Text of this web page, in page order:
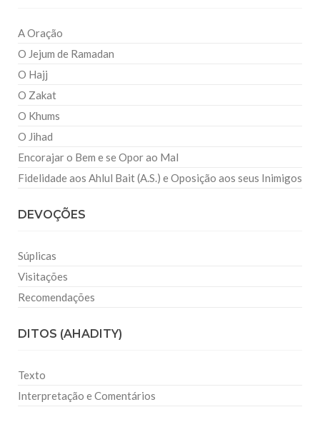
A Oração
O Jejum de Ramadan
O Hajj
O Zakat
O Khums
O Jihad
Encorajar o Bem e se Opor ao Mal
Fidelidade aos Ahlul Bait (A.S.) e Oposição aos seus Inimigos
DEVOÇÕES
Súplicas
Visitações
Recomendações
DITOS (AHADITY)
Texto
Interpretação e Comentários